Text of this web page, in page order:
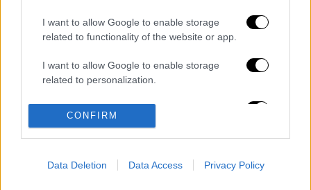
I want to allow Google to enable storage
related to functionality of the website or app.
I want to allow Google to enable storage
related to personalization.
I want to allow Google to enable storage
related to security, including authentication
functionality and fraud prevention, and other
CONFIRM
Data Deletion Data Access Privacy Policy
Τα «γεράκια» της Ψάθας: Έσωσαν από τη
μεγάλη φωτιά τη γειτονιά που κάποτε τους
έδιωχνε - «Πέρασε όλη η ζωή μπροστά μου»
Κυνήγι χρόνου στα λεωφορεία: Δρομολόγια
που «δεν βγαίνουν» και προειδοποιήσεις
Σοκ στο Μεξικό: Influencer εκτελέστηκε σε
ζωντανή μετάδοση - Τον πυροβόλησαν στο